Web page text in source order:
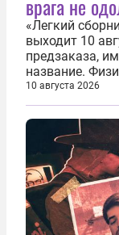
врага не
«Легкий
выходит 10
предзаказа,
название.
каждый из
основном —...
10 августа 2026